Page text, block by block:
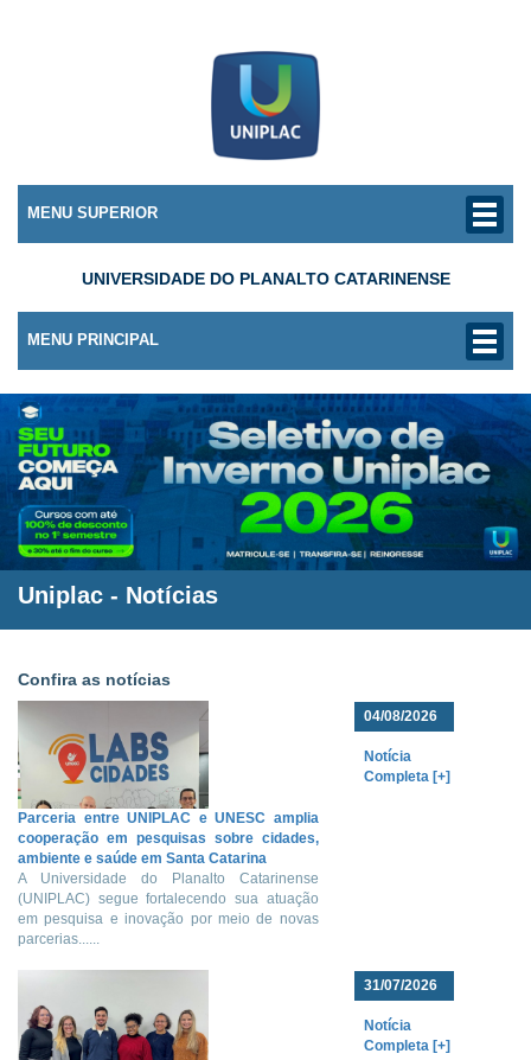
MENU SUPERIOR
UNIVERSIDADE DO PLANALTO CATARINENSE
MENU PRINCIPAL
Uniplac - Notícias
Confira as notícias
Parceria entre UNIPLAC e UNESC amplia
cooperação em pesquisas sobre cidades,
ambiente e saúde em Santa Catarina
A Universidade do Planalto Catarinense
(UNIPLAC) segue fortalecendo sua atuação
em pesquisa e inovação por meio de novas
parcerias......
04/08/2026
Notícia
Completa [+]
31/07/2026
Notícia
Completa [+]